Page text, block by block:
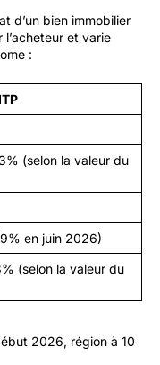
d’un bien immobilier
l’acheteur et varie
:
(selon la valeur du
en juin 2026)
(selon la valeur du
2026, région à 10